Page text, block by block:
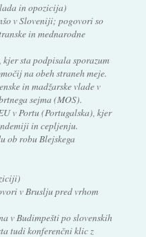
in opozicija)
v Sloveniji; pogovori so
in mednarodne
sta podpisala sporazum
na obeh straneh meje.
in madžarske vlade v
sejma (MOS).
v Portu (Portugalska), kjer
in cepljenju.
ob robu Blejskega
v Bruslju pred vrhom
v Budimpešti po slovenskih
tudi konferenčni klic z